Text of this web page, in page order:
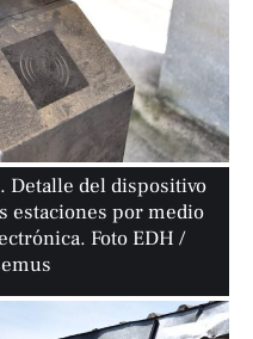
Detalle del dispositivo
estaciones por medio
Foto EDH /